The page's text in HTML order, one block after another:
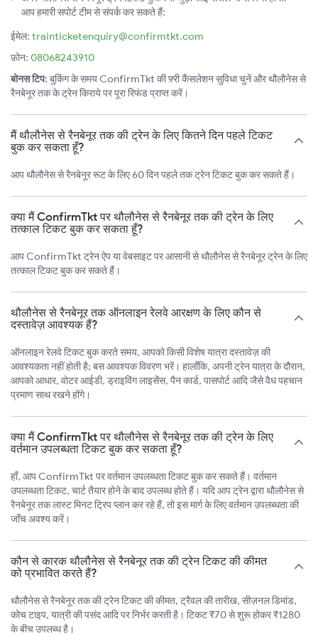
आप हमारी सपोर्ट टीम से संपर्क कर सकते हैं:
ईमेल: trainticketenquiry@confirmtkt.com
फ़ोन: 08068243910
बोनस टिप: बुकिंग के समय ConfirmTkt की फ़्री कैंसलेशन सुविधा चुनें और थौलौनेस से
रैनबेनूर तक के ट्रेन किराये पर पूरा रिफंड प्राप्त करें।
मैं थौलौनेस से रैनबेनूर तक की ट्रेन के लिए कितने दिन पहले टिकट
बुक कर सकता हूँ?
आप थौलौनेस से रैनबेनूर रूट के लिए 60 दिन पहले तक ट्रेन टिकट बुक कर सकते हैं।
क्या मैं ConfirmTkt पर थौलौनेस से रैनबेनूर तक की ट्रेन के लिए
तत्काल टिकट बुक कर सकता हूँ?
आप ConfirmTkt ट्रेन ऐप या वेबसाइट पर आसानी से थौलौनेस से रैनबेनूर ट्रेन के लिए
तत्काल टिकट बुक कर सकते हैं।
थौलौनेस से रैनबेनूर तक ऑनलाइन रेलवे आरक्षण के लिए कौन से
दस्तावेज़ आवश्यक हैं?
ऑनलाइन रेलवे टिकट बुक करते समय, आपको किसी विशेष यात्रा दस्तावेज़ की
आवश्यकता नहीं होती है; बस आवश्यक विवरण भरें। हालाँकि, अपनी ट्रेन यात्रा के दौरान,
आपको आधार, वोटर आईडी, ड्राइविंग लाइसेंस, पैन कार्ड, पासपोर्ट आदि जैसे वैध पहचान
प्रमाण साथ रखने होंगे।
क्या मैं ConfirmTkt पर थौलौनेस से रैनबेनूर तक की ट्रेन के लिए
वर्तमान उपलब्धता टिकट बुक कर सकता हूँ?
हाँ, आप ConfirmTkt पर वर्तमान उपलब्धता टिकट बुक कर सकते हैं। वर्तमान
उपलब्धता टिकट, चार्ट तैयार होने के बाद उपलब्ध होते हैं। यदि आप ट्रेन द्वारा थौलौनेस से
रैनबेनूर तक लास्ट मिनट ट्रिप प्लान कर रहे हैं, तो इस मार्ग के लिए वर्तमान उपलब्धता की
जाँच अवश्य करें।
कौन से कारक थौलौनेस से रैनबेनूर तक की ट्रेन टिकट की कीमत
को प्रभावित करते हैं?
थौलौनेस से रैनबेनूर तक की ट्रेन टिकट की कीमत, ट्रैवल की तारीख, सीज़नल डिमांड,
कोच टाइप, यात्री की पसंद आदि पर निर्भर करती है। टिकट ₹70 से शुरू होकर ₹1280
के बीच उपलब्ध है।